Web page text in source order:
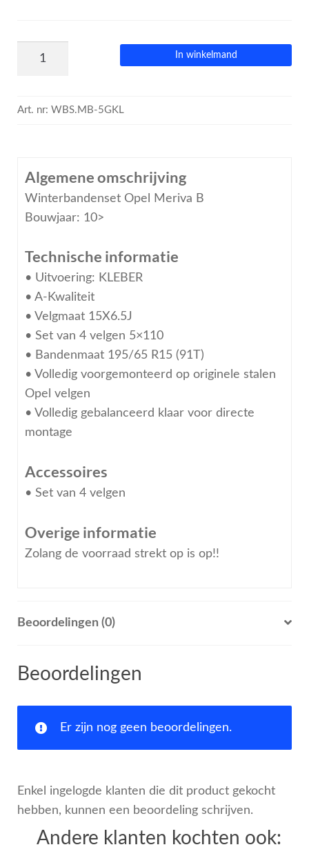
In winkelmand
Art. nr: WBS.MB-5GKL
Algemene omschrijving
Winterbandenset Opel Meriva B
Bouwjaar: 10>
Technische informatie
• Uitvoering: KLEBER
• A-Kwaliteit
• Velgmaat 15X6.5J
• Set van 4 velgen 5×110
• Bandenmaat 195/65 R15 (91T)
• Volledig voorgemonteerd op originele stalen
Opel velgen
• Volledig gebalanceerd klaar voor directe
montage
Accessoires
• Set van 4 velgen
Overige informatie
Zolang de voorraad strekt op is op!!
Beoordelingen (0)
Beoordelingen
Er zijn nog geen beoordelingen.
Enkel ingelogde klanten die dit product gekocht
hebben, kunnen een beoordeling schrijven.
Andere klanten kochten ook: